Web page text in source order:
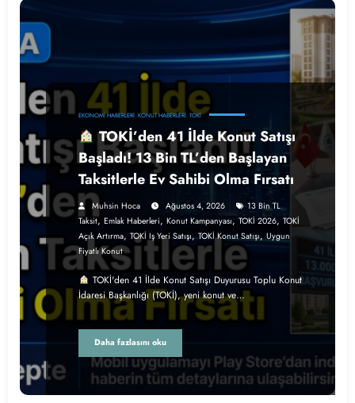
EKONOMI HABERLERI KONUT HABERLERI TOKİ
TOKİ’den 41 İlde Konut Satışı
Başladı! 13 Bin TL’den Başlayan
Taksitlerle Ev Sahibi Olma Fırsatı
Muhsin Hoca Ağustos 4, 2026
13 Bin TL
Taksit, Emlak Haberleri, Konut Kampanyası,TOKİ 2026, TOKİ
Açık Artırma, TOKİ Iş Yeri Satışı,TOKİ Konut Satışı,Uygun
Fiyatlı Konut
TOKİ'den 41 İlde Konut Satışı Duyurusu Toplu Konut
İdaresi Başkanlığı (TOKİ), yeni konut ve…
Daha fazlasını oku